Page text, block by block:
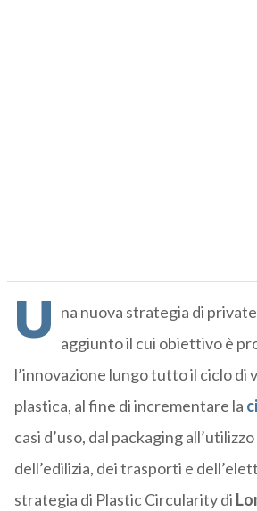
U na nuova strategia di
aggiunto il cui obiettivo è
l’innovazione lungo tutto il ciclo di
plastica, al fine di incrementare la
casi d’uso, dal packaging
dell’edilizia, dei trasporti e
strategia di Plastic Circularity di